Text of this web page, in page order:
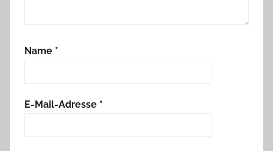
Name *
E-Mail-Adresse *